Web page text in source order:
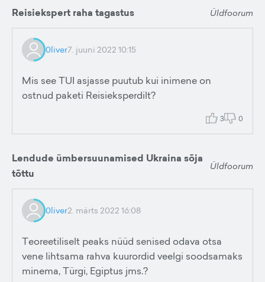
Reisiekspert raha tagastus Üldfoorum
0liver7. juuni 2022 10:15
Mis see TUI asjasse puutub kui inimene on
ostnud paketi Reisieksperdilt?
3 0
Lendude ümbersuunamised Ukraina sõja
tõttu
Üldfoorum
0liver2. märts 2022 16:08
Teoreetiliselt peaks nüüd senised odava otsa
vene lihtsama rahva kuurordid veelgi soodsamaks
minema, Türgi, Egiptus jms.?